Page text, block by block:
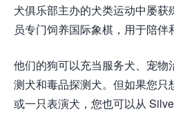
犬俱乐部主办的犬类运动中屡
员专门饲养国际象棋，用于陪伴
他们的狗可以充当服务犬、宠物
测犬和毒品探测犬。但如果您只
或一只表演犬，您也可以从